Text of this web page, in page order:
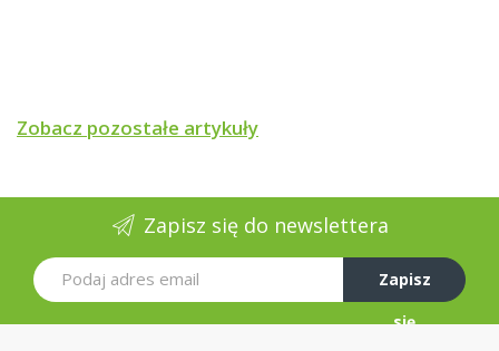
Zobacz pozostałe artykuły
Zapisz się do newslettera
Zapisz
się